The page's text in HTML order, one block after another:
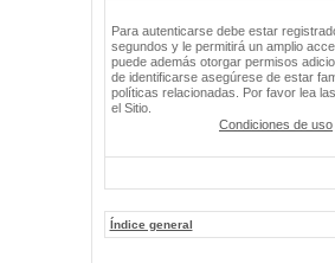
Para autenticarse debe estar
segundos y le permitirá un amplio
puede además otorgar permisos
de identificarse asegúrese de estar
políticas relacionadas. Por favor lea
el Sitio.
Condiciones de uso
Índice general